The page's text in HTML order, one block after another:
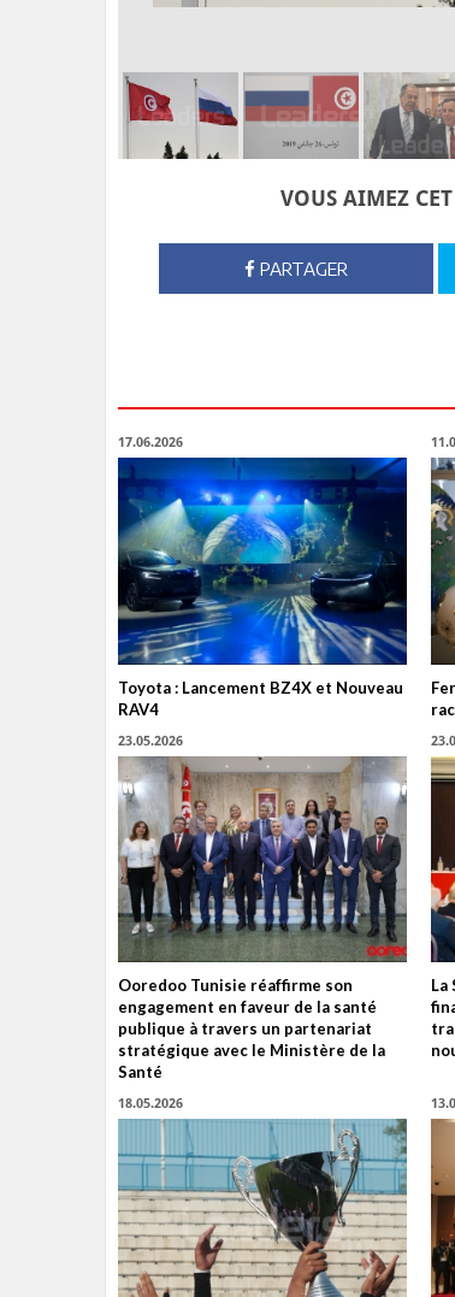
VOUS AIMEZ
PARTAGER
17.06.2026
Toyota : Lancement BZ4X et Nouveau
RAV4
23.05.2026
Ooredoo Tunisie réaffirme son
engagement en faveur de la santé
publique à travers un partenariat
stratégique avec le Ministère de la
Santé
La
18.05.2026